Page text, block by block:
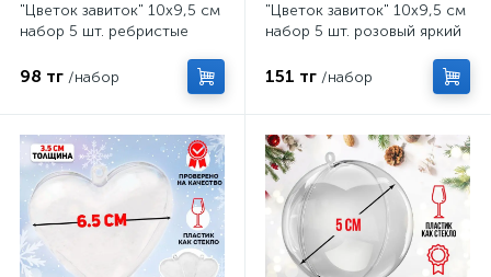
"Цветок завиток" 10х9,5 см
набор 5 шт. ребристые
98 тг /набор
"Цветок завиток" 10х9,5 см
набор 5 шт. розовый яркий
151 тг /набор